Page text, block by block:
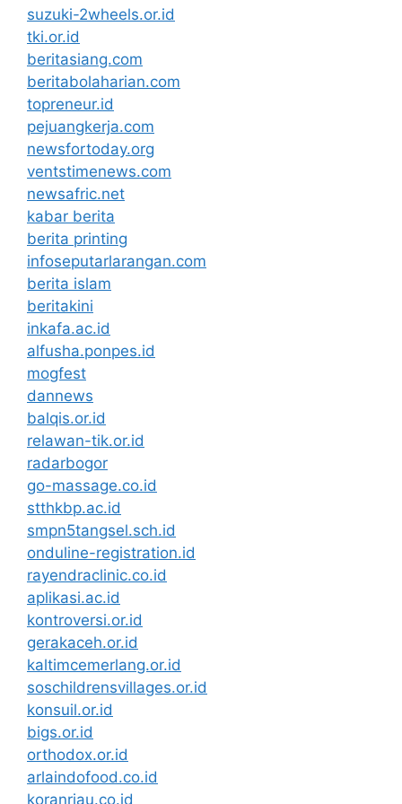
suzuki-2wheels.or.id
tki.or.id
beritasiang.com
beritabolaharian.com
topreneur.id
pejuangkerja.com
newsfortoday.org
ventstimenews.com
newsafric.net
kabar berita
berita printing
infoseputarlarangan.com
berita islam
beritakini
inkafa.ac.id
alfusha.ponpes.id
mogfest
dannews
balqis.or.id
relawan-tik.or.id
radarbogor
go-massage.co.id
stthkbp.ac.id
smpn5tangsel.sch.id
onduline-registration.id
rayendraclinic.co.id
aplikasi.ac.id
kontroversi.or.id
gerakaceh.or.id
kaltimcemerlang.or.id
soschildrensvillages.or.id
konsuil.or.id
bigs.or.id
orthodox.or.id
arlaindofood.co.id
koranriau.co.id